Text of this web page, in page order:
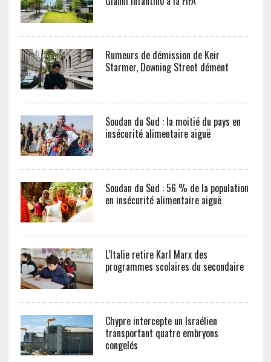
Rumeurs de démission de Keir
Starmer, Downing Street dément
Soudan du Sud : la moitié du pays en
insécurité alimentaire aiguë
Soudan du Sud : 56 % de la population
en insécurité alimentaire aiguë
L’Italie retire Karl Marx des
programmes scolaires du secondaire
Chypre intercepte un Israélien
transportant quatre embryons
congelés